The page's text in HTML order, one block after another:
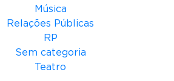
Música
Relações Públicas
RP
Sem categoria
Teatro